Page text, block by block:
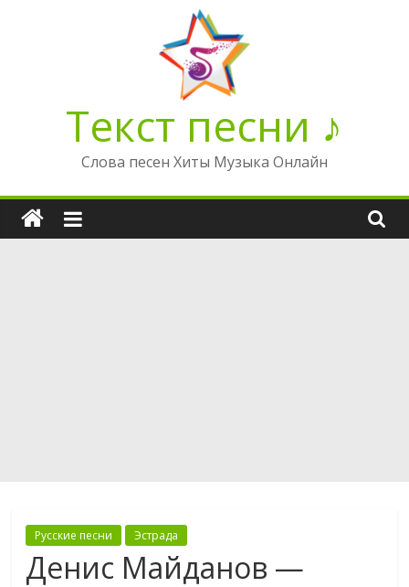
Текст песни ♪
Слова песен Хиты Музыка Онлайн
Русские песни Эстрада
Денис Майданов —